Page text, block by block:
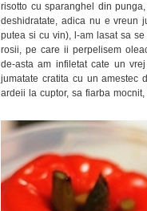
risotto cu sparanghel din
deshidratate, adica nu e vreun
putea si cu vin), l-am lasat sa
rosii, pe care ii perpelisem
de-asta am infiletat cate un
jumatate cratita cu un amestec
ardeii la cuptor, sa fiarba